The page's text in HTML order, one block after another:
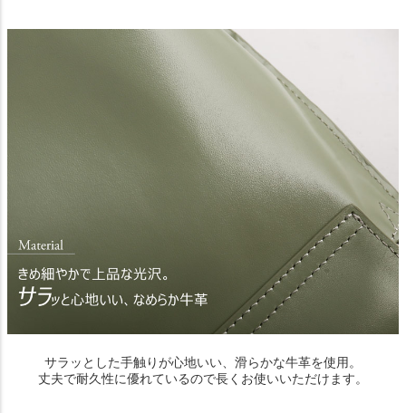
サラッとした手触りが心地いい、滑らかな牛革を使用。
丈夫で耐久性に優れているので長くお使いいただけます。